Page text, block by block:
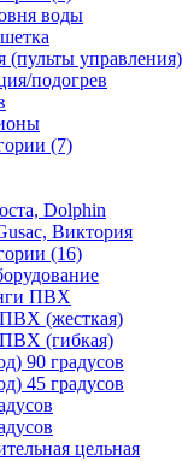
воды
(пульты управления)
подогрев
(7)
Dolphin
Виктория
(16)
ПВХ
ПВХ (жесткая)
ПВХ (гибкая)
90 градусов
45 градусов
цельная